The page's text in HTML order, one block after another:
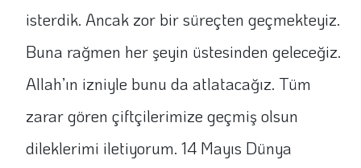
isterdik. Ancak zor bir süreçten geçmekteyiz.
Buna rağmen her şeyin üstesinden geleceğiz.
Allah’ın izniyle bunu da atlatacağız. Tüm
zarar gören çiftçilerimize geçmiş olsun
dileklerimi iletiyorum. 14 Mayıs Dünya